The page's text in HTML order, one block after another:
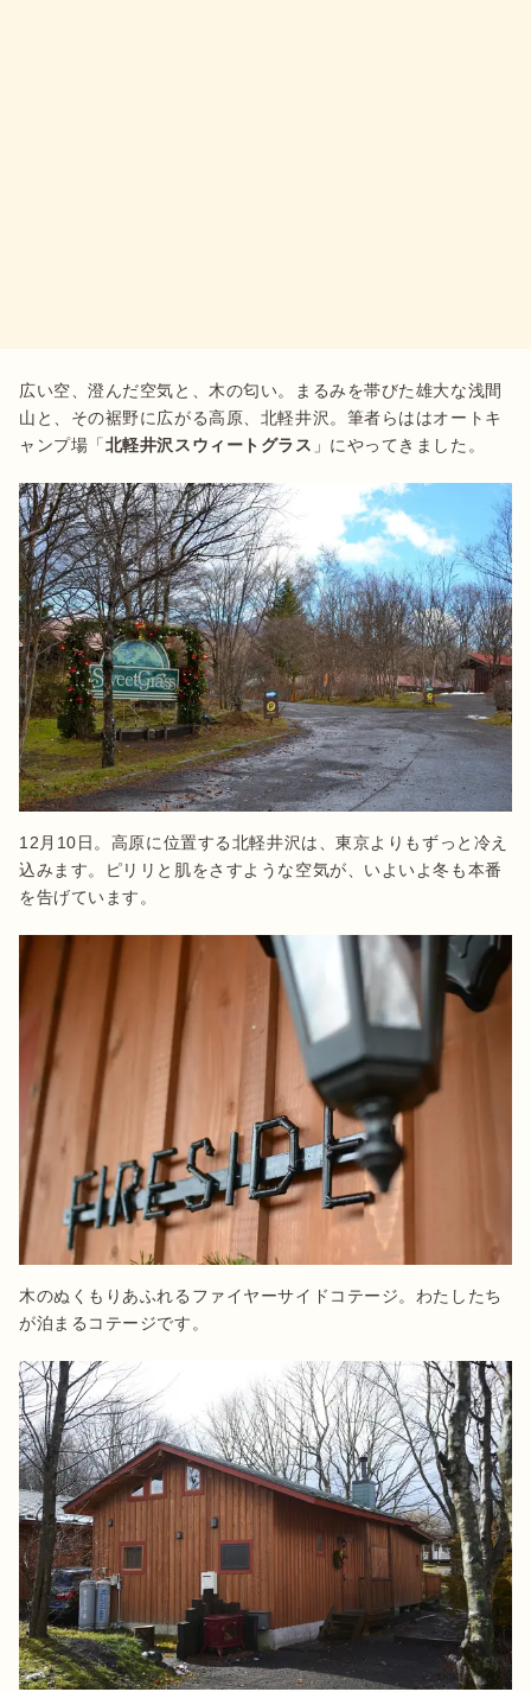
広い空、澄んだ空気と、木の匂い。まるみを帯びた雄大な浅間
山と、その裾野に広がる高原、北軽井沢。筆者らははオートキ
ャンプ場「北軽井沢スウィートグラス 」にやってきました。
12月10日。高原に位置する北軽井沢は、東京よりもずっと冷え
込みます。ピリリと肌をさすような空気が、いよいよ冬も本番
を告げています。
木のぬくもりあふれるファイヤーサイドコテージ。わたしたち
が泊まるコテージです。